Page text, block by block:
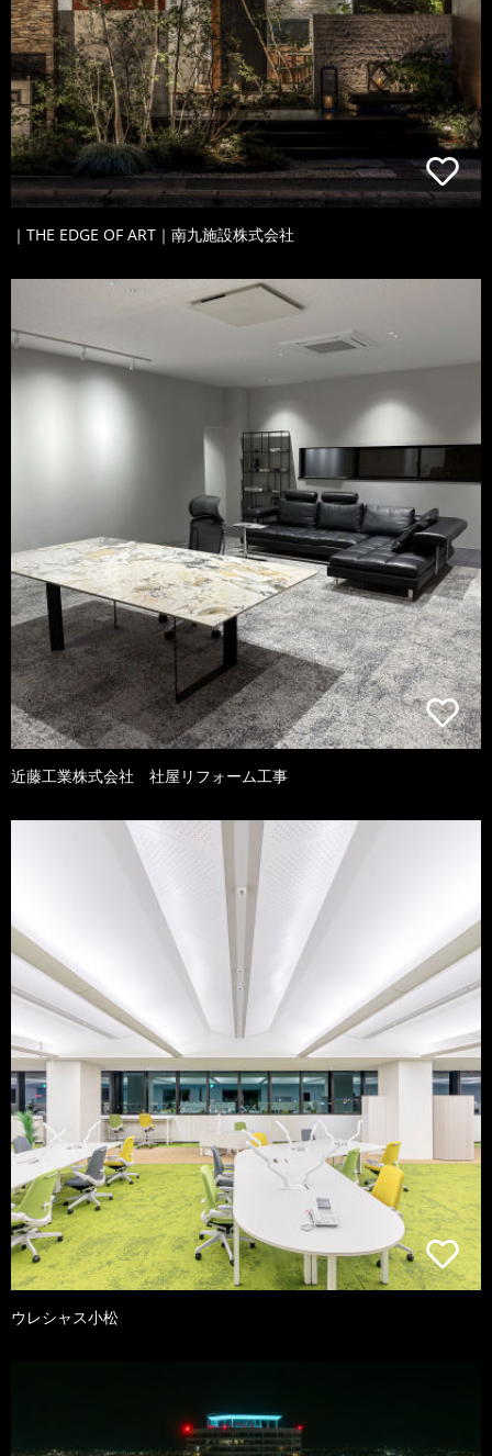
｜THE EDGE OF ART｜南九施設株式会社
近藤工業株式会社 社屋リフォーム工事
ウレシャス小松